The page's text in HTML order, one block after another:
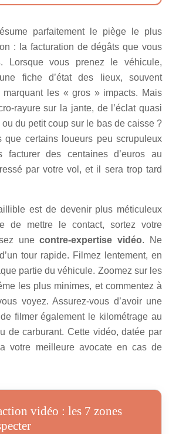
parfaitement le piège le plus
: la facturation de dégâts que vous
Lorsque vous prenez le véhicule,
fiche d’état des lieux, souvent
les « gros » impacts. Mais
rayure sur la jante, de l’éclat quasi
du petit coup sur le bas de caisse ?
que certains loueurs peu scrupuleux
facturer des centaines d’euros au
par votre vol, et il sera trop tard
est de devenir plus méticuleux
de mettre le contact, sortez votre
unecontre-expertise vidéo. Ne
tour rapide. Filmez lentement, en
partie du véhicule. Zoomez sur les
les plus minimes, et commentez à
voyez. Assurez-vous d’avoir une
filmer également le kilométrage au
de carburant. Cette vidéo, datée par
votre meilleure avocate en cas de
vidéo : les 7 zones